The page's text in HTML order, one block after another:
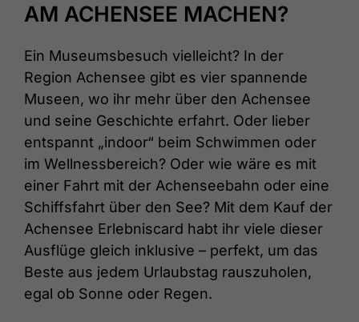
AM ACHENSEE MACHEN?
Ein Museumsbesuch vielleicht? In der
Region Achensee gibt es vier spannende
Museen, wo ihr mehr über den Achensee
und seine Geschichte erfahrt. Oder lieber
entspannt „indoor“ beim Schwimmen oder
im Wellnessbereich? Oder wie wäre es mit
einer Fahrt mit der Achenseebahn oder eine
Schiffsfahrt über den See? Mit dem Kauf der
Achensee Erlebniscard habt ihr viele dieser
Ausflüge gleich inklusive – perfekt, um das
Beste aus jedem Urlaubstag rauszuholen,
egal ob Sonne oder Regen.